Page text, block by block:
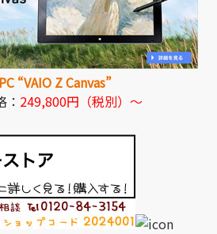
“VAIO Z Canvas”
249,800円（税別）～